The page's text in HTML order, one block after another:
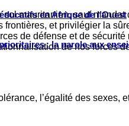
en Afrique de l’Ouest
: la parole aux
mauritanien, sauf mandat
et privilégier la
de défense et de
de nos forces
l’égalité des sexes,